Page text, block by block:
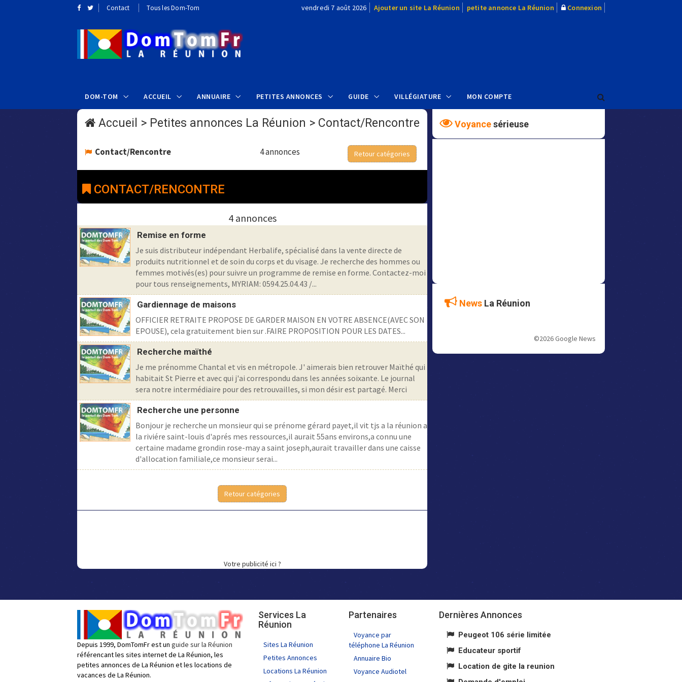
Contact Tous les Dom-Tom vendredi 7 août 2026 Ajouter un site La Réunion petite annonce La Réunion Connexion
DOM-TOM ACCUEIL ANNUAIRE PETITES ANNONCES GUIDE VILLÉGIATURE MON COMPTE
Accueil > Petites annonces La Réunion > Contact/Rencontre
Contact/Rencontre 4 annonces Retour catégories
CONTACT/RENCONTRE
4 annonces
Remise en forme
Je suis distributeur indépendant Herbalife, spécialisé dans la vente directe de
produits nutritionnel et de soin du corps et du visage. Je recherche des hommes ou
femmes motivés(es) pour suivre un programme de remise en forme. Contactez-moi
pour tous renseignements, MYRIAM: 0594.25.04.43 /...
Gardiennage de maisons
OFFICIER RETRAITE PROPOSE DE GARDER MAISON EN VOTRE ABSENCE(AVEC SON
EPOUSE), cela gratuitement bien sur .FAIRE PROPOSITION POUR LES DATES...
Recherche maïthé
Je me prénomme Chantal et vis en métropole. J' aimerais bien retrouver Maïthé qui
habitait St Pierre et avec qui j'ai correspondu dans les années soixante. Le journal
sera notre intermédiaire pour des retrouvailles, si mon désir est partagé. Merci
Recherche une personne
Bonjour je recherche un monsieur qui se prénome gérard payet,il vit tjs a la réunion a
la riviére saint-louis d'aprés mes ressources,il aurait 55ans environs,a connu une
certaine madame grondin rose-may a saint joseph,aurait travailler dans une caisse
d'allocation familiale,ce monsieur serai...
Retour catégories
Votre publicité ici ?
Voyancesérieuse
News La Réunion
©2026 Google News
Depuis 1999, DomTomFr est un guide sur la Réunion
référencant les sites internet de La Réunion, les
petites annonces de La Réunion et les locations de
vacances de La Réunion.
Services La
Réunion
Sites La Réunion
Petites Annonces
Locations La Réunion
Partenaires
Voyance par
téléphone La Réunion
Annuaire Bio
Voyance Audiotel
Dernières Annonces
Peugeot 106 série limitée
Educateur sportif
Location de gite la reunion